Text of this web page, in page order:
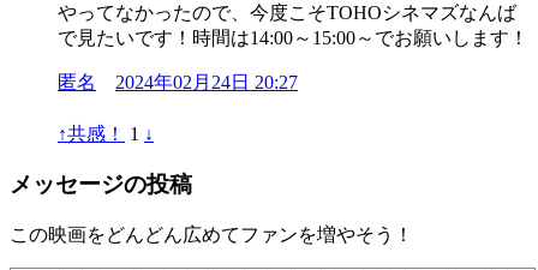
やってなかったので、今度こそTOHOシネマズなんば
で見たいです！時間は14:00～15:00～でお願いします！
匿名 2024年02月24日 20:27
↑共感！ 1 ↓
メッセージの投稿
この映画をどんどん広めてファンを増やそう！